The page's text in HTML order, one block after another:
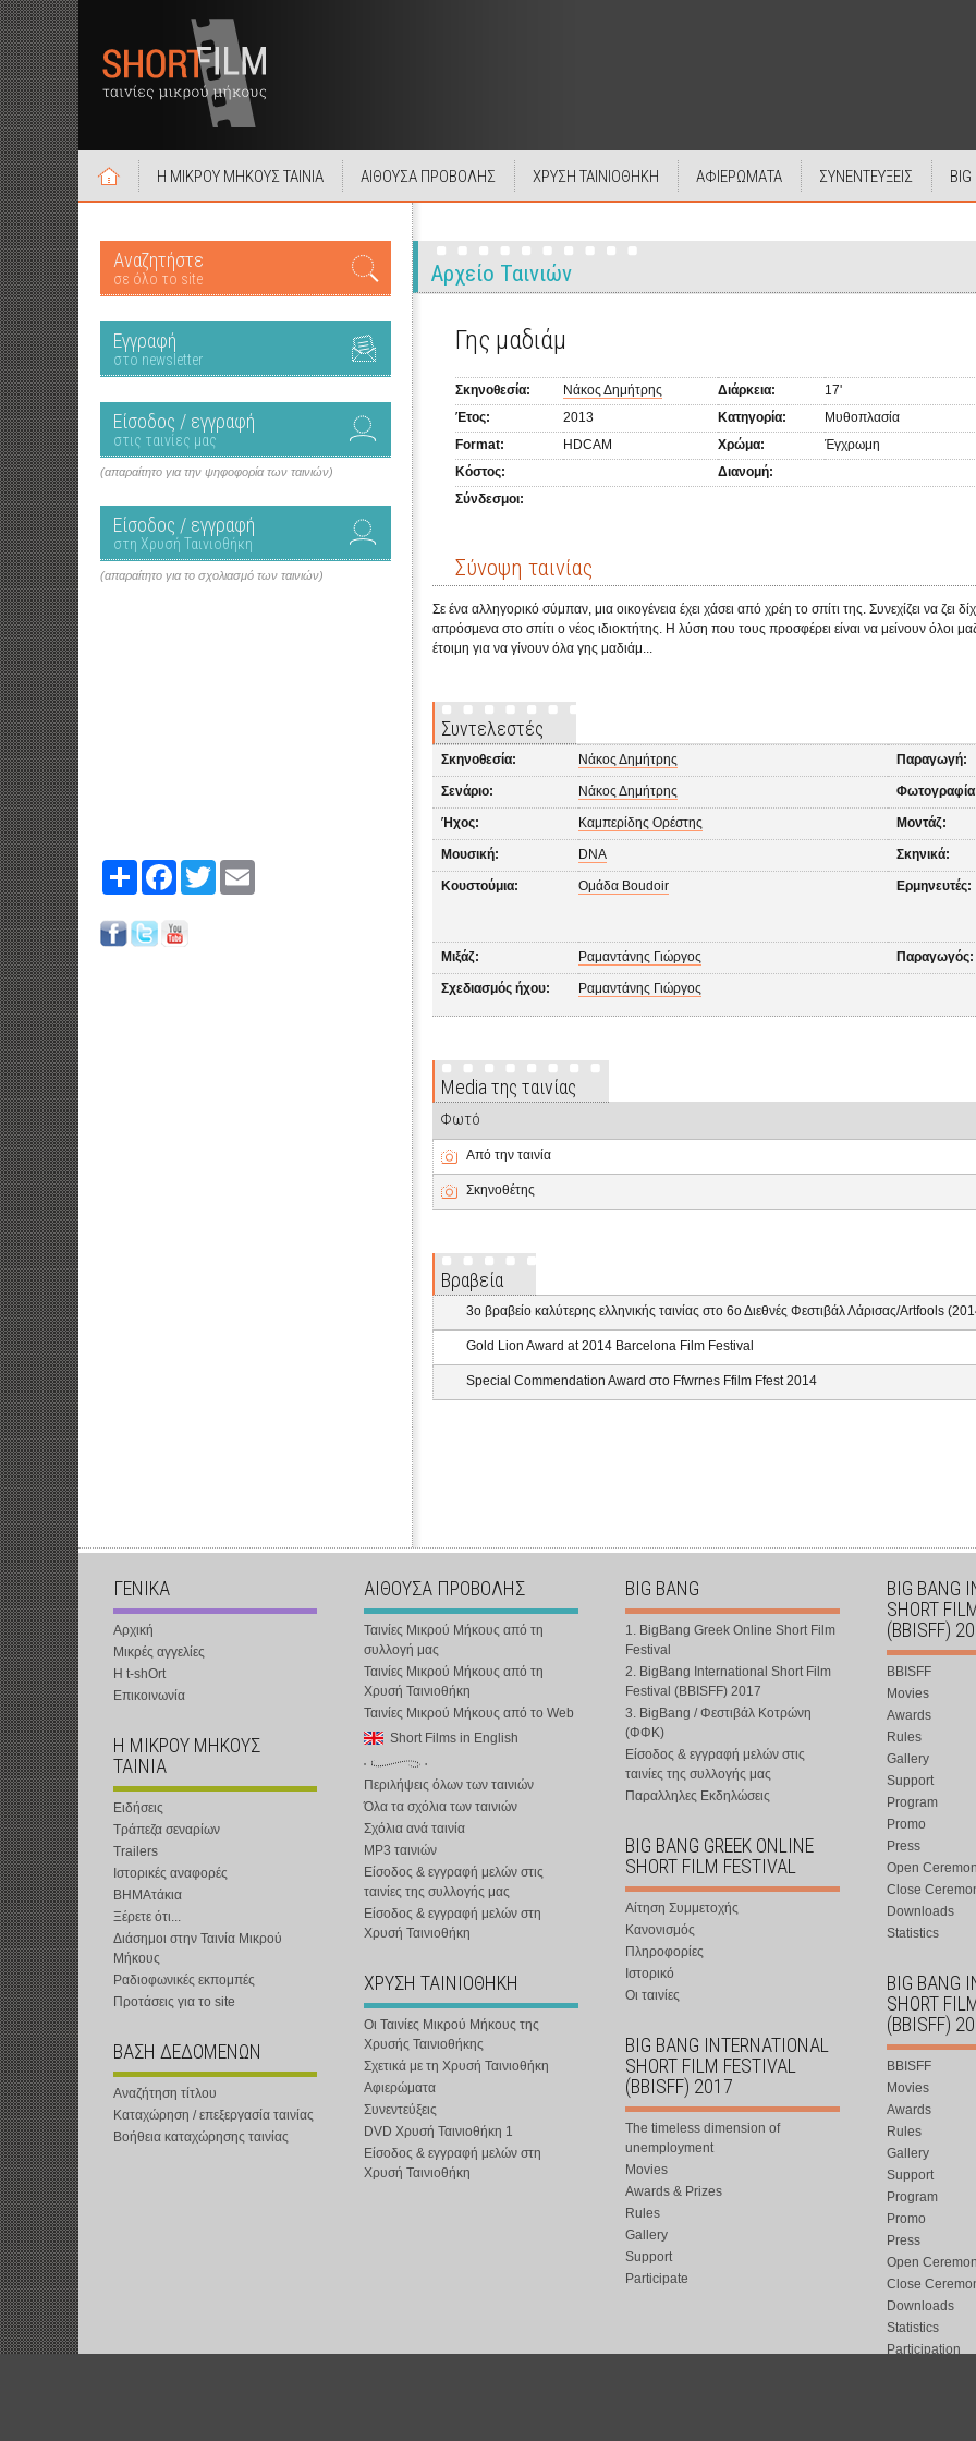
Η ΜΙΚΡΟΥ ΜΗΚΟΥΣ ΤΑΙΝΙΑ ΑΙΘΟΥΣΑ ΠΡΟΒΟΛΗΣ ΧΡΥΣΗ ΤΑΙΝΙΟΘΗΚΗ ΑΦΙΕΡΩΜΑΤΑ ΣΥΝΕΝΤΕΥΞΕΙΣ
Αναζητήστε
σε όλο το site
Εγγραφή
στο newsletter
Είσοδος / εγγραφή
στις ταινίες μας
(απαραίτητο για την ψηφοφορία των ταινιών)
Είσοδος / εγγραφή
στη Χρυσή Ταινιοθήκη
(απαραίτητο για το σχολιασμό των ταινιών)
Share FacebookTwitter
Αρχείο Ταινιών
Γης μαδιάμ
Σκηνοθεσία: Νάκος Δημήτρης Διάρκεια:
17'
Έτος:
2013 Κατηγορία:
Μυθοπλασία
Format:
HDCAM Χρώμα:
Έγχρωμη
Κόστος:
Διανομή:
Σύνδεσμοι:
Σύνοψη ταινίας
Σε ένα αλληγορικό σύμπαν, μια οικογένεια έχει χάσει από χρέη το σπίτι της. Συνεχίζει να
απρόσμενα στο σπίτι ο νέος ιδιοκτήτης. Η λύση που τους προσφέρει είναι να μείνουν όλοι
έτοιμη για να γίνουν όλα γης μαδιάμ...
Συντελεστές
Σκηνοθεσία: Νάκος Δημήτρης Παραγωγή:
Σενάριο: Νάκος Δημήτρης
Ήχος: Καμπερίδης Ορέστης Μοντάζ:
Μουσική: DNA Σκηνικά:
Κουστούμια: Ομάδα Boudoir Ερμηνευτές:
Μιξάζ: Ραμαντάνης Γιώργος Παραγωγός:
Σχεδιασμός ήχου: Ραμαντάνης Γιώργος
Media της ταινίας
Φωτό
Από την ταινία
Σκηνοθέτης
Βραβεία
3o βραβείο καλύτερης ελληνικής ταινίας στο 6ο Διεθνές Φεστιβάλ Λάρισας/Artfools
Gold Lion Award at 2014 Barcelona Film Festival
Special Commendation Award στο Ffwrnes Ffilm Ffest 2014
ΓΕΝΙΚΑ
Αρχική
Μικρές αγγελίες
Η t-shOrt
Επικοινωνία
Η ΜΙΚΡΟΥ ΜΗΚΟΥΣ
ΤΑΙΝΙΑ
Ειδήσεις
Τράπεζα σεναρίων
Trailers
Ιστορικές αναφορές
ΒΗΜΑτάκια
Ξέρετε ότι...
Διάσημοι στην Ταινία Μικρού
Μήκους
Ραδιοφωνικές εκπομπές
Προτάσεις για το site
ΒΑΣΗ ΔΕΔΟΜΕΝΩΝ
Αναζήτηση τίτλου
Καταχώρηση / επεξεργασία ταινίας
Βοήθεια καταχώρησης ταινίας
ΑΙΘΟΥΣΑ ΠΡΟΒΟΛΗΣ
Ταινίες Μικρού Μήκους από τη
συλλογή μας
Ταινίες Μικρού Μήκους από τη
Χρυσή Ταινιοθήκη
Ταινίες Μικρού Μήκους από το Web
Short Films in English
Περιλήψεις όλων των ταινιών
Όλα τα σχόλια των ταινιών
Σχόλια ανά ταινία
MP3 ταινιών
Είσοδος & εγγραφή μελών στις
ταινίες της συλλογής μας
Είσοδος & εγγραφή μελών στη
Χρυσή Ταινιοθήκη
ΧΡΥΣΗ ΤΑΙΝΙΟΘΗΚΗ
Οι Ταινίες Μικρού Μήκους της
Χρυσής Ταινιοθήκης
Σχετικά με τη Χρυσή Ταινιοθήκη
Αφιερώματα
Συνεντεύξεις
DVD Χρυσή Ταινιοθήκη 1
Είσοδος & εγγραφή μελών στη
Χρυσή Ταινιοθήκη
BIG BANG
1. BigBang Greek Online Short Film
Festival
2. BigBang International Short Film
Festival (BBISFF) 2017
3. BigBang / Φεστιβάλ Κοτρώνη
(ΦΦΚ)
Είσοδος & εγγραφή μελών στις
ταινίες της συλλογής μας
Παραλληλες Εκδηλώσεις
BIG BANG GREEK ONLINE
SHORT FILM FESTIVAL
Αίτηση Συμμετοχής
Κανονισμός
Πληροφορίες
Ιστορικό
Οι ταινίες
BIG BANG INTERNATIONAL
SHORT FILM FESTIVAL
(BBISFF) 2017
The timeless dimension of
unemployment
Movies
Awards & Prizes
Rules
Gallery
Support
Participate
BIG BANG
SHORT
(BBISFF)
BBISFF
Movies
Awards
Rules
Gallery
Support
Program
Promo
Press
Open
Close
Downloads
Statistics
BIG BANG
SHORT
(BBISFF)
BBISFF
Movies
Awards
Rules
Gallery
Support
Program
Promo
Press
Open
Close
Downloads
Statistics
Participation